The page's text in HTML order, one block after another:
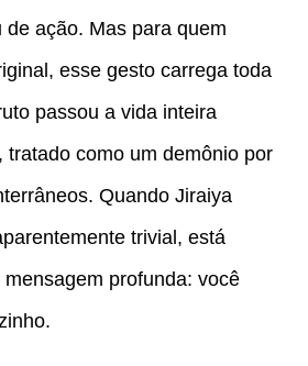
ação. Mas para quem
esse gesto carrega toda
passou a vida inteira
tratado como um demônio por
Quando Jiraiya
trivial, está
profunda: você